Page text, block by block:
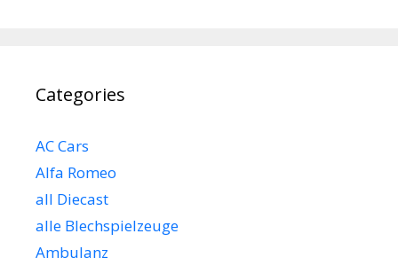
Categories
AC Cars
Alfa Romeo
all Diecast
alle Blechspielzeuge
Ambulanz